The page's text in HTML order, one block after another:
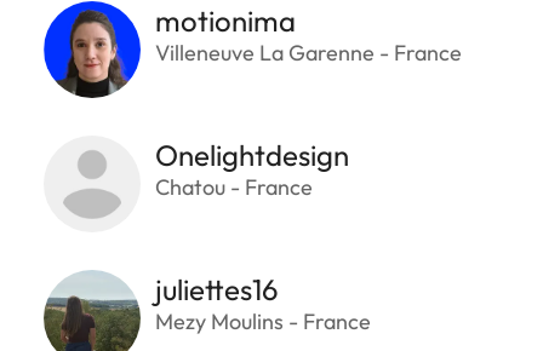
motionima
Villeneuve La Garenne - France
Onelightdesign
Chatou - France
juliettes16
Mezy Moulins - France